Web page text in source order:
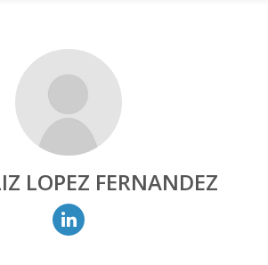
LOPEZ FERNANDEZ